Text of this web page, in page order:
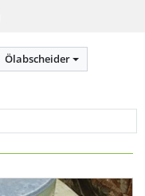
Ölabscheider